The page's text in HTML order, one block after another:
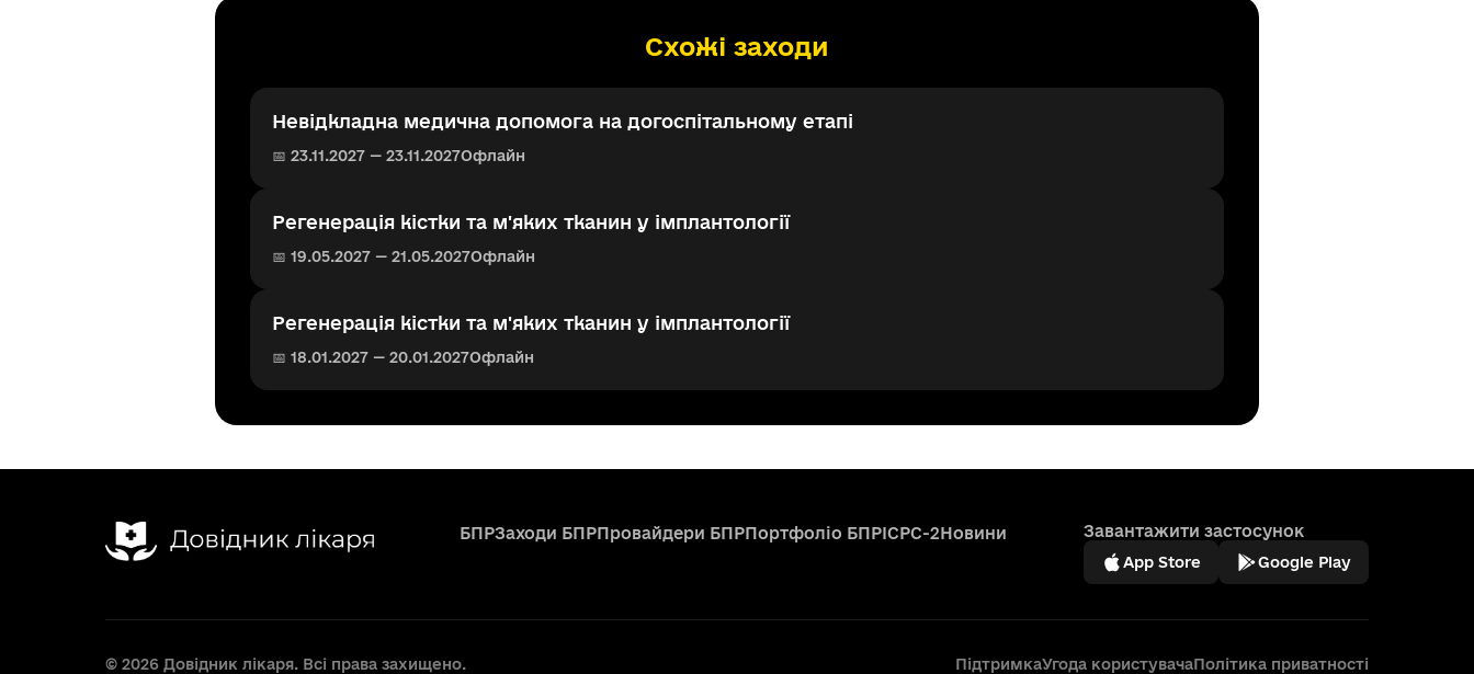
Схожі заходи
Невідкладна медична допомога на догоспітальному етапі
📅 23.11.2027 — 23.11.2027Офлайн
Регенерація кістки та м'яких тканин у імплантології
📅 19.05.2027 — 21.05.2027Офлайн
Регенерація кістки та м'яких тканин у імплантології
📅 18.01.2027 — 20.01.2027Офлайн
БПРЗаходи БПРПровайдери БПРПортфоліо БПРICPC-2Новини Завантажити застосунок
App Store Google Play
© 2026 Довідник лікаря. Всі права захищено. ПідтримкаУгода користувачаПолітика приватності